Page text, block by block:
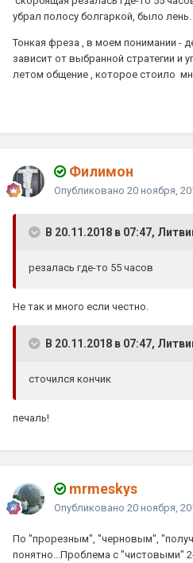
убрал полосу болгаркой, было лень.
Тонкая фреза , в моем понимании -
зависит от выбранной стратегии и
летом общение , которое стоило
Филимон
Опубликовано 20 ноября,
В 20.11.2018 в 07:47,
резалась где-то 55 часов
Не так и много если честно.
В 20.11.2018 в 07:47,
сточился кончик
печаль!
mrmeskys
Опубликовано 20 ноября,
По "прорезным", "черновым",
понятно...Проблема с "чистовыми"